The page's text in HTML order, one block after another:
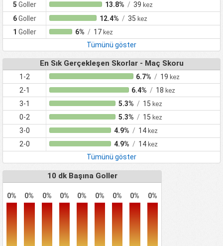
5 Goller 13.8% / 39 kez
6Goller 12.4% / 35 kez
1 Goller 6% / 17 kez
Tümünü göster
En Sık Gerçekleşen Skorlar - Maç Skoru
1-2 6.7% / 19kez
2-1 6.4% / 18kez
3-1 5.3% / 15 kez
0-2 5.3% / 15 kez
3-0 4.9% / 14 kez
2-0 4.9% / 14 kez
Tümünü göster
10 dk Başına Goller
0% 0% 0% 0% 0% 0% 0% 0% 0%